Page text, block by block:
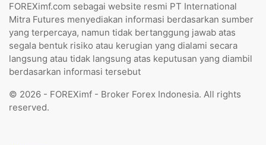
FOREXimf.com sebagai website resmi PT International
Mitra Futures menyediakan informasi berdasarkan sumber
yang terpercaya, namun tidak bertanggung jawab atas
segala bentuk risiko atau kerugian yang dialami secara
langsung atau tidak langsung atas keputusan yang diambil
berdasarkan informasi tersebut
© 2026 - FOREXimf - Broker Forex Indonesia. All rights
reserved.